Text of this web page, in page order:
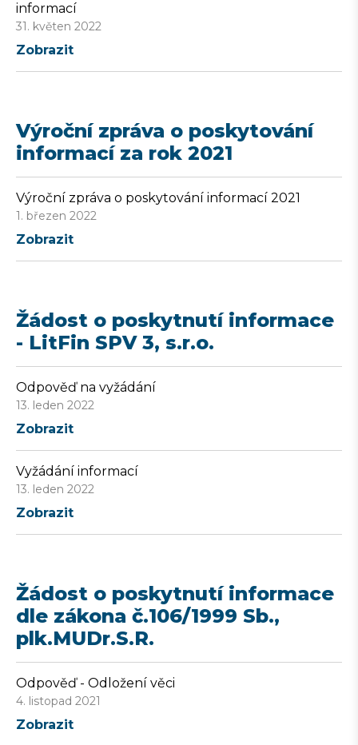
informací
31. květen 2022
Zobrazit
Výroční zpráva o poskytování
informací za rok 2021
Výroční zpráva o poskytování informací 2021
1. březen 2022
Zobrazit
Žádost o poskytnutí informace
- LitFin SPV 3, s.r.o.
Odpověď na vyžádání
13. leden 2022
Zobrazit
Vyžádání informací
13. leden 2022
Zobrazit
Žádost o poskytnutí informace
dle zákona č.106/1999 Sb.,
plk.MUDr.S.R.
Odpověď - Odložení věci
4. listopad 2021
Zobrazit